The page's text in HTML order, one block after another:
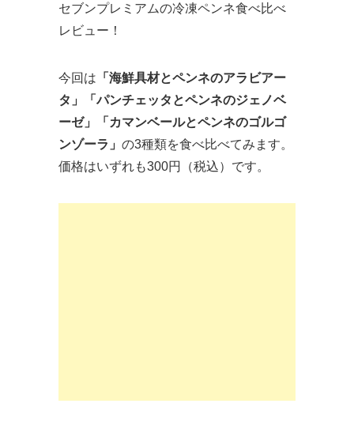
セブンプレミアムの冷凍ペンネ食べ比べ
レビュー！
今回は 「海鮮具材とペンネのアラビアー
タ」
「パンチェッタとペンネのジェノベ
ーゼ」「カマンベールとペンネのゴルゴ
ンゾーラ」 の3種類を食べ比べてみます。
価格はいずれも300円（税込）です。